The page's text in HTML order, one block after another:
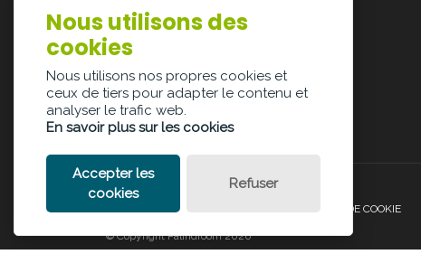
Lazarijstraat 168
3500 Hasselt
POLITIQUE DE CONFIDENTIALITÉ POLITIQUE DE COOKIE
© Copyright Palindroom 2026
Nous utilisons des
cookies
Nous utilisons nos propres cookies et
ceux de tiers pour adapter le contenu et
analyser le trafic web.
En savoir plus sur les cookies
Accepter les
cookies
Refuser